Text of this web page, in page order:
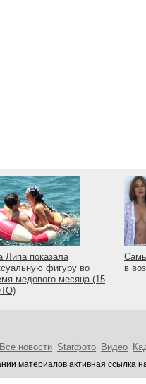
Липа показала
фигуру во
медового месяца (15
в
Все новости Starфото Видео
материалов активная ссылка